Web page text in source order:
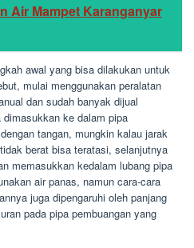
Air Mampet Karanganyar
awal yang bisa dilakukan untuk
mulai menggunakan peralatan
dan sudah banyak dijual
ke dalam pipa
tangan, mungkin kalau jarak
berat bisa teratasi, selanjutnya
memasukkan kedalam lubang pipa
air panas, namun cara-cara
juga dipengaruhi oleh panjang
pada pipa pembuangan yang